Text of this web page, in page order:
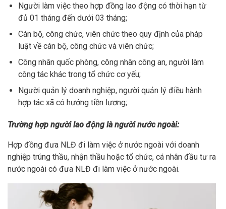
Người làm việc theo hợp đồng lao động có thời hạn từ
đủ 01 tháng đến dưới 03 tháng;
Cán bộ, công chức, viên chức theo quy định của pháp
luật về cán bộ, công chức và viên chức;
Công nhân quốc phòng, công nhân công an, người làm
công tác khác trong tổ chức cơ yếu;
Người quản lý doanh nghiệp, người quản lý điều hành
hợp tác xã có hưởng tiền lương;
Trường hợp người lao động là người nước ngoài:
Hợp đồng đưa NLĐ đi làm việc ở nước ngoài với doanh
nghiệp trúng thầu, nhận thầu hoặc tổ chức, cá nhân đầu tư ra
nước ngoài có đưa NLĐ đi làm việc ở nước ngoài.